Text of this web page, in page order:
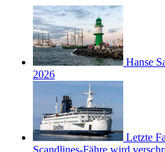
Hanse
2026
Letzte